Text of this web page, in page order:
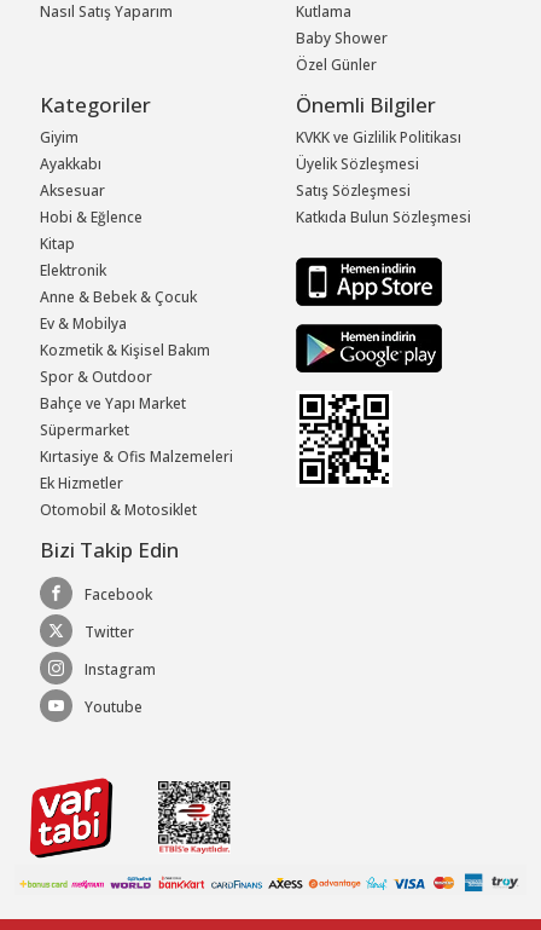
Nasıl Satış Yaparım
Kutlama
Baby Shower
Özel Günler
Kategoriler
Giyim
Ayakkabı
Aksesuar
Hobi & Eğlence
Kitap
Elektronik
Anne & Bebek & Çocuk
Ev & Mobilya
Kozmetik & Kişisel Bakım
Spor & Outdoor
Bahçe ve Yapı Market
Süpermarket
Kırtasiye & Ofis Malzemeleri
Ek Hizmetler
Otomobil & Motosiklet
Önemli Bilgiler
KVKK ve Gizlilik Politikası
Üyelik Sözleşmesi
Satış Sözleşmesi
Katkıda Bulun Sözleşmesi
Bizi Takip Edin
Facebook
Twitter
Instagram
Youtube